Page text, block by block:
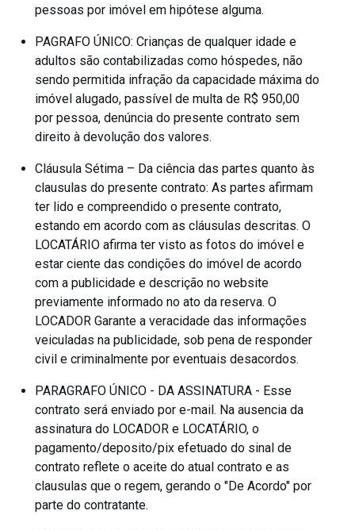
pessoas por imóvel em hipótese alguma.
PAGRAFO ÚNICO: Crianças de qualquer idade e
adultos são contabilizadas como hóspedes, não
sendo permitida infração da capacidade máxima do
imóvel alugado, passível de multa de R$ 950,00
por pessoa, denúncia do presente contrato sem
direito à devolução dos valores.
Cláusula Sétima – Da ciência das partes quanto às
clausulas do presente contrato: As partes afirmam
ter lido e compreendido o presente contrato,
estando em acordo com as cláusulas descritas. O
LOCATÁRIO afirma ter visto as fotos do imóvel e
estar ciente das condições do imóvel de acordo
com a publicidade e descrição no website
previamente informado no ato da reserva. O
LOCADOR Garante a veracidade das informações
veiculadas na publicidade, sob pena de responder
civil e criminalmente por eventuais desacordos.
PARAGRAFO ÚNICO - DA ASSINATURA - Esse
contrato será enviado por e-mail. Na ausencia da
assinatura do LOCADOR e LOCATÁRIO, o
pagamento/deposito/pix efetuado do sinal de
contrato reflete o aceite do atual contrato e as
clausulas que o regem, gerando o "De Acordo" por
parte do contratante.